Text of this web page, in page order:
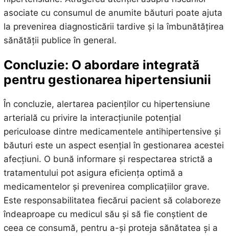
asociate cu consumul de anumite băuturi poate ajuta
la prevenirea diagnosticării tardive și la îmbunătățirea
sănătății publice în general.
Concluzie: O abordare integrată
pentru gestionarea hipertensiunii
În concluzie, alertarea pacienților cu hipertensiune
arterială cu privire la interacțiunile potențial
periculoase dintre medicamentele antihipertensive și
băuturi este un aspect esențial în gestionarea acestei
afecțiuni. O bună informare și respectarea strictă a
tratamentului pot asigura eficiența optimă a
medicamentelor și prevenirea complicațiilor grave.
Este responsabilitatea fiecărui pacient să colaboreze
îndeaproape cu medicul său și să fie conștient de
ceea ce consumă, pentru a-și proteja sănătatea și a